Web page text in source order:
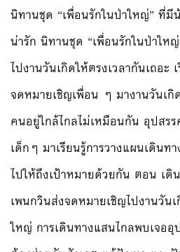
นิทานชุด “เพื่อนรักในป่าใหญ่” ที่มี
น่ารัก นิทานชุด “เพื่อนรักในป่าใ
ไปงานวันเกิดให้ตรงเวลากันเถอะ
จดหมายเชิญเพื่อน ๆ มางานวันเ
คนอยู่ใกล้ไกลไม่เหมือนกัน อุปสร
เด็กๆ มาเรียนรู้การวางแผนเดินท
ไปให้ถึงเป้าหมายด้วยกัน ตอน เดิ
เพนกวินส่งจดหมายเชิญไปงานวัน
ใหญ่ การเดินทางแสนไกลพบเจอ